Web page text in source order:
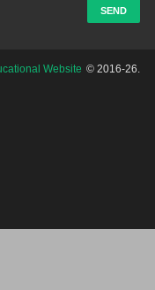
Website © 2016-26.